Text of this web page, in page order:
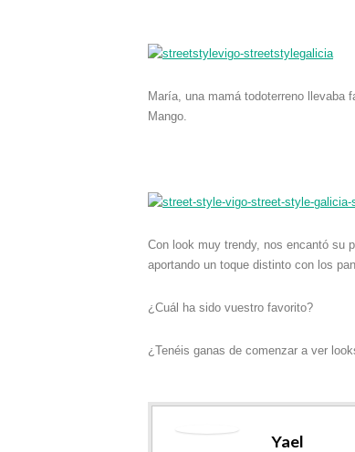
María, una mamá todoterreno llevaba
Mango.
Con look muy trendy, nos encantó su
aportando un toque distinto con los
¿Cuál ha sido vuestro favorito?
¿Tenéis ganas de comenzar a ver
Yael